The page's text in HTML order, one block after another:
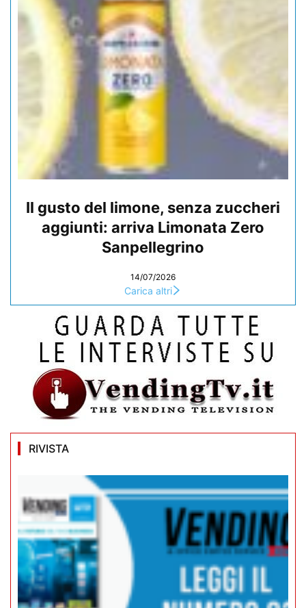
Il gusto del limone, senza zuccheri
aggiunti: arriva Limonata Zero
Sanpellegrino
14/07/2026
Carica altri
RIVISTA